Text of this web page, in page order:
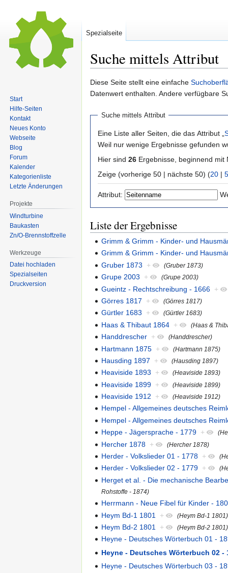
Suche mittels Attribut
Zur
Navigation
Zur
Suche
Diese Seite stellt eine einfache
Datenwert enthalten. Andere verfügbare
Suche mittels Attribut
Eine Liste aller Seiten, die das Attribut „
Weil nur wenige Ergebnisse gefunden
Hier sind 26 Ergebnisse, beginnend
Zeige (vorherige 50 | nächste 50) (20 |
Attribut:
Liste der Ergebnisse
Grimm & Grimm - Kinder- und
Grimm & Grimm - Kinder- und
Gruber 1873
+ (Gruber 1873)
Grupe 2003 + (Grupe 2003)
Gueintz - Rechtschreibung - 1666 +
Görres 1817
+ (Görres 1817)
Gürtler 1683 + (Gürtler 1683)
Haas & Thibaut 1864 + (Haas &
Handdrescher + (Handdrescher)
Hartmann 1875 + (Hartmann 1875)
Hausding 1897 + (Hausding 1897)
Heaviside 1893 + (Heaviside 1893)
Heaviside 1899 + (Heaviside 1899)
Heaviside 1912 + (Heaviside 1912)
Hempel - Allgemeines deutsches
Hempel - Allgemeines deutsches
Heppe - Jägersprache - 1779 +
Hercher 1878 + (Hercher 1878)
Herder - Volkslieder 01 - 1778 +
Herder - Volkslieder 02 - 1779 +
Herget et al. - Die mechanische
Rohstoffe - 1874)
Herrmann - Neue Fibel für Kinder -
Heym Bd-1 1801
+ (Heym Bd-1 1801)
Heym Bd-2 1801 + (Heym Bd-2 1801)
Heyne - Deutsches Wörterbuch 01 -
Heyne - Deutsches Wörterbuch 02 -
Heyne - Deutsches Wörterbuch 03 -
Spezialseite
Start
Hilfe-Seiten
Kontakt
Neues Konto
Webseite
Blog
Forum
Kalender
Kategorienliste
Letzte Änderungen
Projekte
Windturbine
Baukasten
Zn/O-Brennstoffzelle
Werkzeuge
Datei hochladen
Spezialseiten
Druckversion